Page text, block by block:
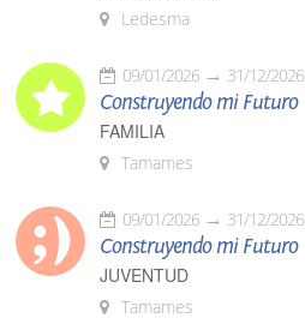
Ledesma
09/01/2026 31/12/2026
Construyendo mi Futuro
FAMILIA
Tamames
09/01/2026 31/12/2026
Construyendo mi Futuro
JUVENTUD
Tamames